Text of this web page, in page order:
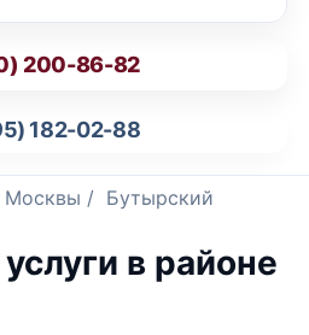
200-86-82
182-02-88
Москвы / Бутырский
в районе